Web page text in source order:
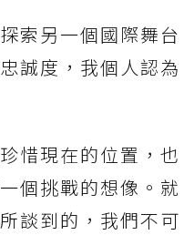
索另一個國際舞台
誠度，我個人認為
惜現在的位置，也
個挑戰的想像。就
談到的，我們不可